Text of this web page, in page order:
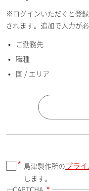
E-mailアドレス（半
国 / エリア
郵便番号（勤務先）
※ログインいただくと登
されます。追加で入力が
ご勤務先
職種
国 / エリア
島津製作所の プラ
します。
CAPTCHA